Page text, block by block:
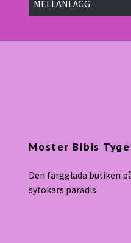
MELLANLÄGG
Moster Bibis
Den färgglada butiken
sytokars paradis